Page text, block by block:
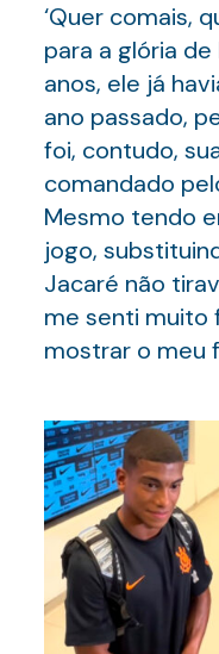
‘Quer comais,
para a glória de
anos, ele já
ano passado,
foi, contudo,
comandado
Mesmo tendo
jogo,
Jacaré não
me senti muito
mostrar o meu